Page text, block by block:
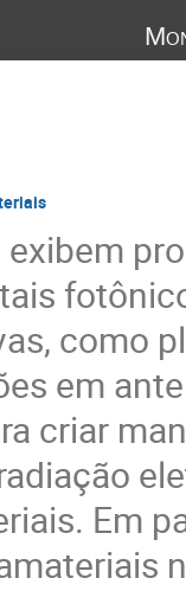
como
em
criar
Em